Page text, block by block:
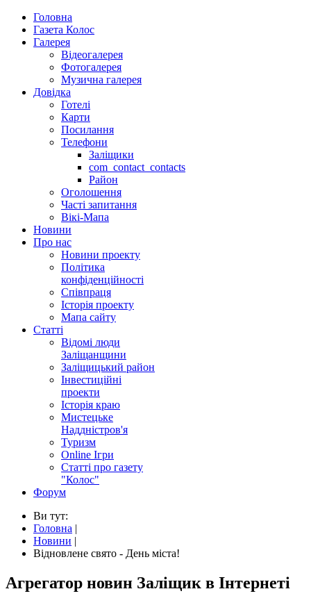
Головна
Газета Колос
Галерея
Відеогалерея
Фотогалерея
Музична галерея
Довідка
Готелі
Карти
Посилання
Телефони
Заліщики
com_contact_contacts
Район
Оголошення
Часті запитання
Вікі-Мапа
Новини
Про нас
Новини проекту
Політика
конфіденційності
Співпраця
Історія проекту
Мапа сайту
Статті
Відомі люди
Заліщанщини
Заліщицький район
Інвестиційні
проекти
Історія краю
Мистецьке
Наддністров'я
Туризм
Online Ігри
Статті про газету
"Колос"
Форум
Ви тут:
Головна |
Новини |
Відновлене свято - День міста!
Агрегатор новин Заліщик в Інтернеті